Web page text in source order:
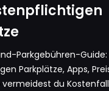
Parkgebühren-Guide:
Parkplätze, Apps,
vermeidest du